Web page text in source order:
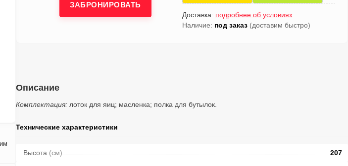
ЗАБРОНИРОВАТЬ
Доставка: подробнее об условиях
Наличие: под заказ(доставим быстро)
Описание
Комплектация: лоток для яиц; масленка; полка для бутылок.
Технические характеристики
Высота (см) 207